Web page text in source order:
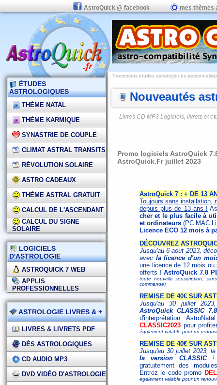
AstroQuick @ facebook mes thèmes
ÉTUDES
ASTROLOGIQUES
THÈME NATAL
THÈME KARMIQUE
SYNASTRIE DE COUPLE
CLIMAT ASTRAL TRANSITS
RÉVOLUTION SOLAIRE
ASTRO CADEAUX
THÈME ASTRAL GRATUIT
CALCUL DE L'ASCENDANT
CALCUL DU SIGNE
SOLAIRE
LOGICIELS
D'ASTROLOGIE
ASTROQUICK 7 WEB
APPLIS
PROFESSIONNELLES
ASTROLOGIE LIVRES & +
LIVRES & LIVRETS PDF
DÉS ASTROLOGIQUES
CD AUDIO MP3
DVD VIDÉO D'ASTROLOGIE
Promotions études astrologiques
Nouveautés
Livres CD MP3 Logiciels, livrets et
Promo logiciels AstroQuick
AstroQuick.Fr juillet 2023
AstroQuick 7 : + DE 13
Toujours sans installation,
depuis plus de 13 ans !
cher et le plus facile à
et ordinateurs (PC MAC
Licence ECO 12 mois à
DÉCOUVREZ
Jusqu'au 6 aout 2023,
avec la licence d'un
une licence de 12 mois
offerts !AstroQuick 7.8
toute nouvelle souscription,
commande)
REMISE DE 40€ SUR
Jusqu'au 30 juillet
AstroQuick CLASSIC 7.8
d'interprétation AstroNatal
CLASSIC2023 pour
également valable pour un
REMISE DE 40€ SUR
Jusqu'au 30 juillet 2023,
la version CLASSIC
gratuitement des
Entrez le code promo
également valable pour un